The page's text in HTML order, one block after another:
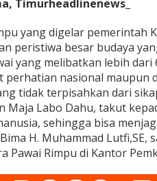
d
a
r
i
S
i
k
a
p
M
j
Timurheadlinenews_
yang digelar pemerintah
peristiwa besar budaya
yang melibatkan lebih
perhatian nasional maupun
tidak terpisahkan dari
Maja Labo Dahu, takut
sehingga bisa
H. Muhammad Lutfi,SE,
Pawai Rimpu di Kantor